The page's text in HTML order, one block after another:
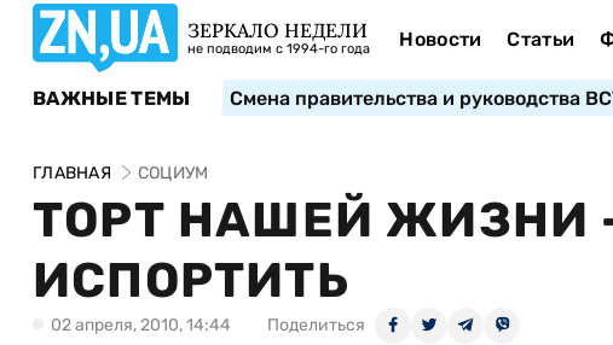
ЗЕРКАЛО НЕДЕЛИ
не подводим с 1994-го года Новости Статьи
ВАЖНЫЕ ТЕМЫ Смена правительства и руководства
ГЛАВНАЯ СОЦИУМ
ТОРТ НАШЕЙ ЖИЗНИ
ИСПОРТИТЬ
02 апреля, 2010, 14:44 Поделиться